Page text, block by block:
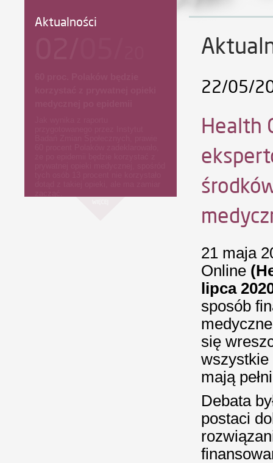
Aktualności
22/05/
Health
21 maja
Online
lipca
sposób
się
wszystkie
mają
Debata
postaci